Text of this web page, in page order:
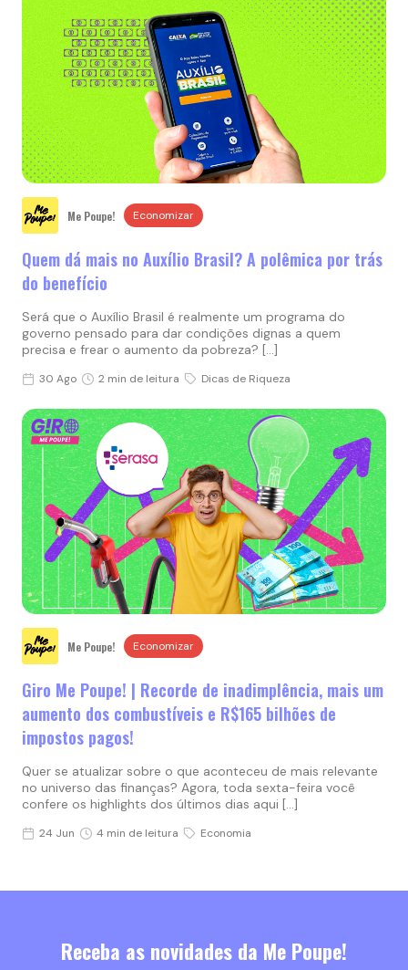
Me Poupe! Economizar
Quem dá mais no Auxílio Brasil? A polêmica por trás
do benefício
Será que o Auxílio Brasil é realmente um programa do
governo pensado para dar condições dignas a quem
precisa e frear o aumento da pobreza? […]
30 Ago 2 min de leitura Dicas de Riqueza
Me Poupe! Economizar
Giro Me Poupe! | Recorde de inadimplência, mais um
aumento dos combustíveis e R$165 bilhões de
impostos pagos!
Quer se atualizar sobre o que aconteceu de mais relevante
no universo das finanças? Agora, toda sexta-feira você
confere os highlights dos últimos dias aqui […]
24 Jun 4 min de leitura Economia
Receba as novidades da Me Poupe!